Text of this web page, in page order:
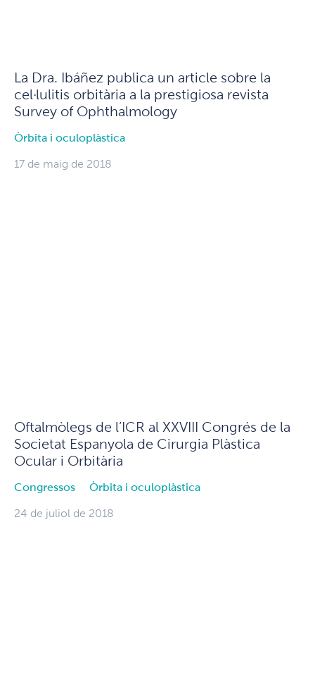
La Dra. Ibáñez publica un article sobre la
cel·lulitis orbitària a la prestigiosa revista
Survey of Ophthalmology
Òrbita i oculoplàstica
17 de maig de 2018
Oftalmòlegs de l’ICR al XXVIII Congrés de la
Societat Espanyola de Cirurgia Plàstica
Ocular i Orbitària
Congressos Òrbita i oculoplàstica
24 de juliol de 2018